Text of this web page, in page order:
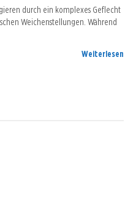
durch ein komplexes Geflecht
Weichenstellungen. Während
Weiterlesen